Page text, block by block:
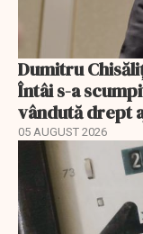
Dumitru
Întâi s-a
vândută drept
05 AUGUST 2026